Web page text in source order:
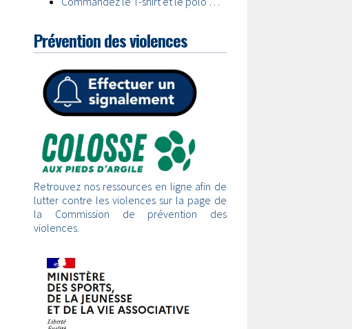
Prévention des violences
Retrouvez nos ressources en ligne afin de
lutter contre les violences sur la page de
la Commission de prévention des
violences.